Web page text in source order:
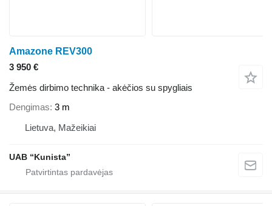
Amazone REV300
3 950 €
Žemės dirbimo technika - akėčios su spygliais
Dengimas 3 m
Lietuva, Mažeikiai
UAB “Kunista”